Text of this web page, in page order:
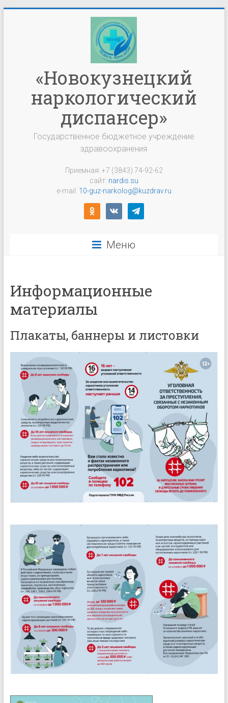
«Новокузнецкий
наркологический
диспансер»
Государственное бюджетное учреждение
здравоохранения
Приемная: +7 (3843) 74-92-62
сайт: nardis.su
e-mail: 10-guz-narkolog@kuzdrav.ru
odnoklassniki
vkontaktetelegram
Меню
Информационные
материалы
Плакаты, баннеры и листовки